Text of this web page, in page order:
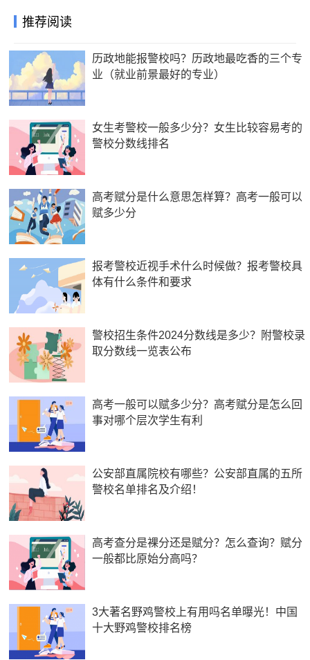
推荐阅读
历政地能报警校吗？历政地最吃香的三个专
业（就业前景最好的专业）
女生考警校一般多少分？女生比较容易考的
警校分数线排名
高考赋分是什么意思怎样算？高考一般可以
赋多少分
报考警校近视手术什么时候做？报考警校具
体有什么条件和要求
警校招生条件2024分数线是多少？附警校录
取分数线一览表公布
高考一般可以赋多少分？高考赋分是怎么回
事对哪个层次学生有利
公安部直属院校有哪些？公安部直属的五所
警校名单排名及介绍！
高考查分是裸分还是赋分？怎么查询？赋分
一般都比原始分高吗？
3大著名野鸡警校上有用吗名单曝光！中国
十大野鸡警校排名榜